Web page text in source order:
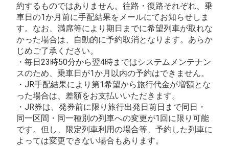
約するものではありません。往路・復路それぞれ、乗
車日の1か月前に手配結果をメールにてお知らせしま
す。なお、満席等により期日までに希望列車が取れな
かった場合は、自動的に予約取消となります。あらか
じめご了承ください。
・毎日23時50分から翌4時まではシステムメンテナン
スのため、乗車日が1か月以内の予約はできません。
・JR手配結果により第1希望から旅行代金が増額とな
った場合は、差額をお支払いいただきます。
・JR券は、発券前に限り旅行出発日前日まで同日・
同一区間・同一種別の列車への変更が1回に限り可能
です。但し、限定列車利用の場合等、予約した列車に
よっては変更できない場合もあります。